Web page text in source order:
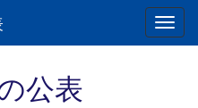
公表